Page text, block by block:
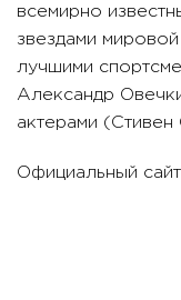
всемирно
звездами
лучшими
Александр
актерами
Официальный